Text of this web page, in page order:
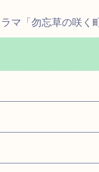
マ「勿忘草の咲く